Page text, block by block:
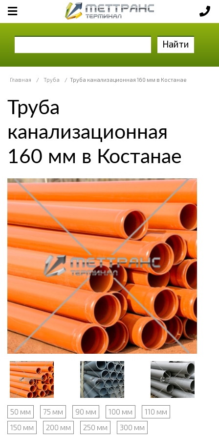
Найти
Главная / Труба / Труба канализационная 160 мм в Костанае
Труба
канализационная
160 мм в Костанае
50 мм 75 мм 90 мм 100 мм
110 мм
150 мм
200 мм 250 мм 300 мм